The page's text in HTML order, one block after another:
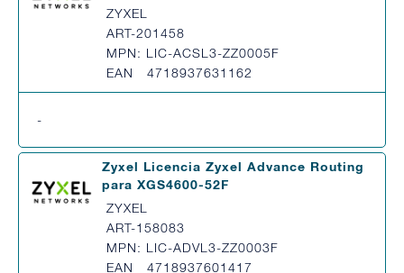
ZYXEL
ART-201458
MPN: LIC-ACSL3-ZZ0005F
EAN 4718937631162
-
Zyxel Licencia Zyxel Advance Routing
para XGS4600-52F
ZYXEL
ART-158083
MPN: LIC-ADVL3-ZZ0003F
EAN 4718937601417